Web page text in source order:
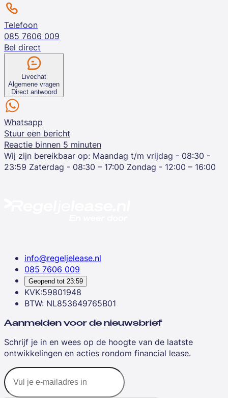
Telefoon
085 7606 009
Bel direct
Livechat
Algemene vragen
Direct antwoord
Whatsapp
Stuur een bericht
Reactie binnen 5 minuten
Wij zijn bereikbaar op: Maandag t/m vrijdag - 08:30 -
23:59 Zaterdag - 08:30 – 17:00 Zondag - 12:00 – 16:00
info@regeljelease.nl
085 7606 009
Geopend tot 23:59
KVK:59801948
BTW: NL853649765B01
Aanmelden voor de nieuwsbrief
Schrijf je in en wees op de hoogte van de laatste
ontwikkelingen en acties rondom financial lease.